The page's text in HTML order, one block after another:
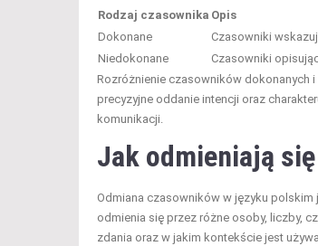
Rodzaj czasownika Opis
Dokonane
Czasowniki
Niedokonane
Czasowniki
Rozróżnienie czasowników dokonanych
precyzyjne oddanie intencji oraz
komunikacji.
Jak odmieniają
Odmiana czasowników w języku polskim
odmienia się przez różne osoby, liczby,
zdania oraz w jakim kontekście jest